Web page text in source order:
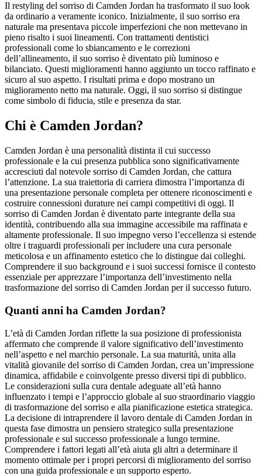
Il restyling del sorriso di Camden Jordan ha trasformato il suo look
da ordinario a veramente iconico. Inizialmente, il suo sorriso era
naturale ma presentava piccole imperfezioni che non mettevano in
pieno risalto i suoi lineamenti. Con trattamenti dentistici
professionali come lo sbiancamento e le correzioni
dell’allineamento, il suo sorriso è diventato più luminoso e
bilanciato. Questi miglioramenti hanno aggiunto un tocco raffinato e
sicuro al suo aspetto. I risultati prima e dopo mostrano un
miglioramento netto ma naturale. Oggi, il suo sorriso si distingue
come simbolo di fiducia, stile e presenza da star.
Chi è Camden Jordan?
Camden Jordan è una personalità distinta il cui successo
professionale e la cui presenza pubblica sono significativamente
accresciuti dal notevole sorriso di Camden Jordan, che cattura
l’attenzione. La sua traiettoria di carriera dimostra l’importanza di
una presentazione personale completa per ottenere riconoscimenti e
costruire connessioni durature nei campi competitivi di oggi. Il
sorriso di Camden Jordan è diventato parte integrante della sua
identità, contribuendo alla sua immagine accessibile ma raffinata e
altamente professionale. Il suo impegno verso l’eccellenza si estende
oltre i traguardi professionali per includere una cura personale
meticolosa e un affinamento estetico che lo distingue dai colleghi.
Comprendere il suo background e i suoi successi fornisce il contesto
essenziale per apprezzare l’importanza dell’investimento nella
trasformazione del sorriso di Camden Jordan per il successo futuro.
Quanti anni ha Camden Jordan?
L’età di Camden Jordan riflette la sua posizione di professionista
affermato che comprende il valore significativo dell’investimento
nell’aspetto e nel marchio personale. La sua maturità, unita alla
vitalità giovanile del sorriso di Camden Jordan, crea un’impressione
dinamica, affidabile e coinvolgente presso diversi tipi di pubblico.
Le considerazioni sulla cura dentale adeguate all’età hanno
influenzato i tempi e l’approccio globale al suo straordinario viaggio
di trasformazione del sorriso e alla pianificazione estetica strategica.
La decisione di intraprendere il lavoro dentale di Camden Jordan in
questa fase dimostra un pensiero strategico sulla presentazione
professionale e sul successo professionale a lungo termine.
Comprendere i fattori legati all’età aiuta gli altri a determinare il
momento ottimale per i propri percorsi di miglioramento del sorriso
con una guida professionale e un supporto esperto.